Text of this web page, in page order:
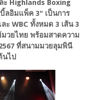
Highlands Boxing
ลอิมแพ็ค 3" เป็นการ
ะ WBC ทั้งหมด 3 เส้น 3
วยไทย พร้อมสาดความ
ที่สนามมวยลุมพินี
นไป